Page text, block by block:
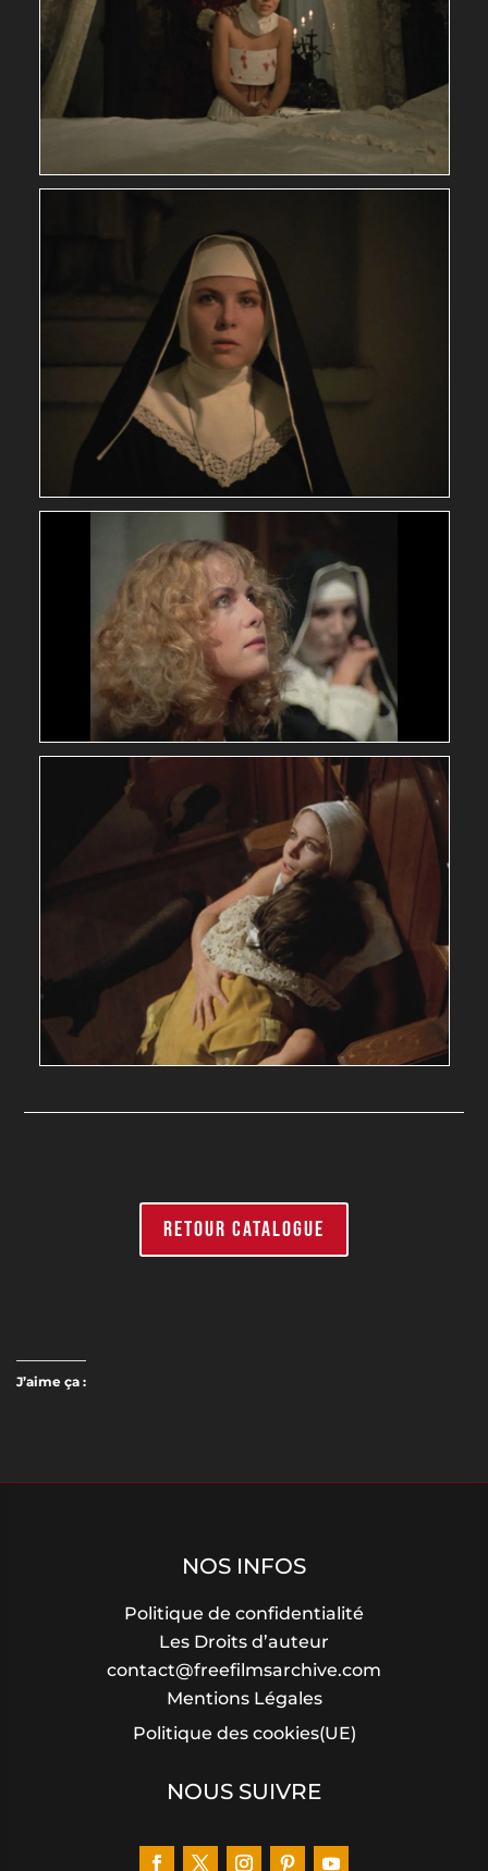
RETOUR CATALOGUE
J’aime ça :
NOS INFOS
Politique de confidentialité
Les Droits d’auteur
contact@freefilmsarchive.com
Mentions Légales
Politique des cookies(UE)
NOUS SUIVRE